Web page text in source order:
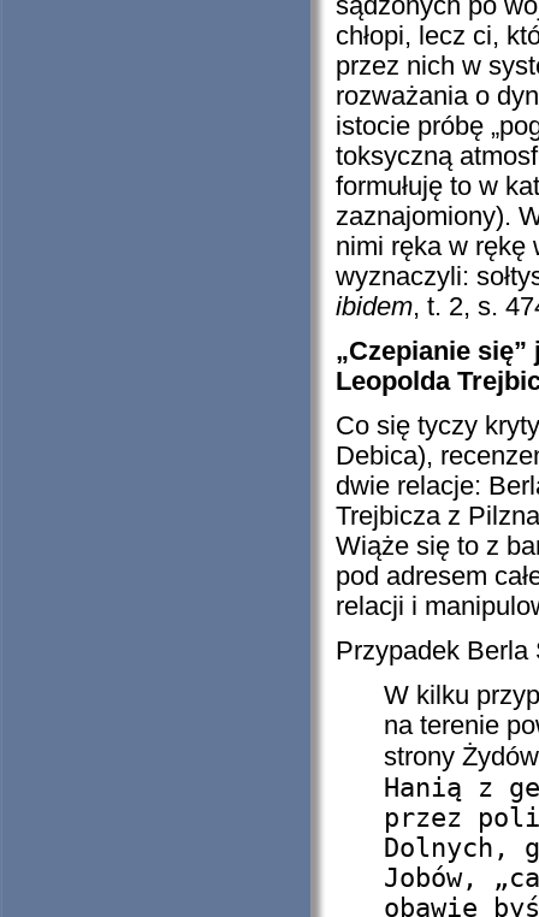
sądzonych po
chłopi, lecz ci,
przez nich w
rozważania o
istocie próbę
toksyczną
formułuję to w
zaznajomiony).
nimi ręka w rękę
wyznaczyli:
ibidem, t. 2, s.
„Czepianie
Leopolda
Co się tyczy
Debica),
dwie relacje:
Trejbicza z
Wiąże się to z
pod adresem
relacji i
Przypadek Berla
W kilku
na terenie
strony
Hanią z
przez
Dolnych,
Jobów,
obawie